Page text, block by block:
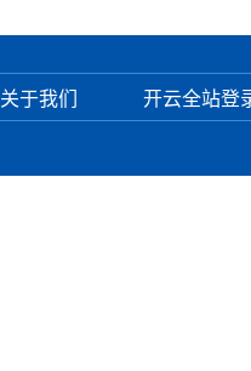
关于我们 开云全站登